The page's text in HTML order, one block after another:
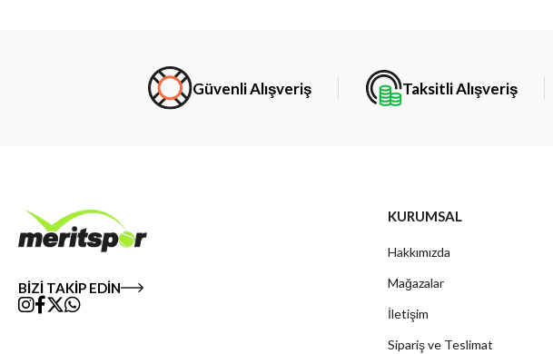
Güvenli Alışveriş Taksitli Alışveriş
BİZİ TAKİP EDİN
KURUMSAL
Hakkımızda
Mağazalar
İletişim
Sipariş ve Teslimat